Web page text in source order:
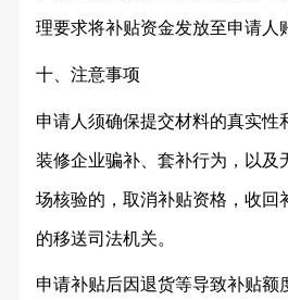
理要求将补贴资金发放至申请人
十、注意事项
申请人须确保提交材料的真实性
装修企业骗补、套补行为，以及
场核验的，取消补贴资格，收回
的移送司法机关。
申请补贴后因退货等导致补贴额